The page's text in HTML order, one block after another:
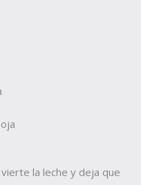
la leche y deja que